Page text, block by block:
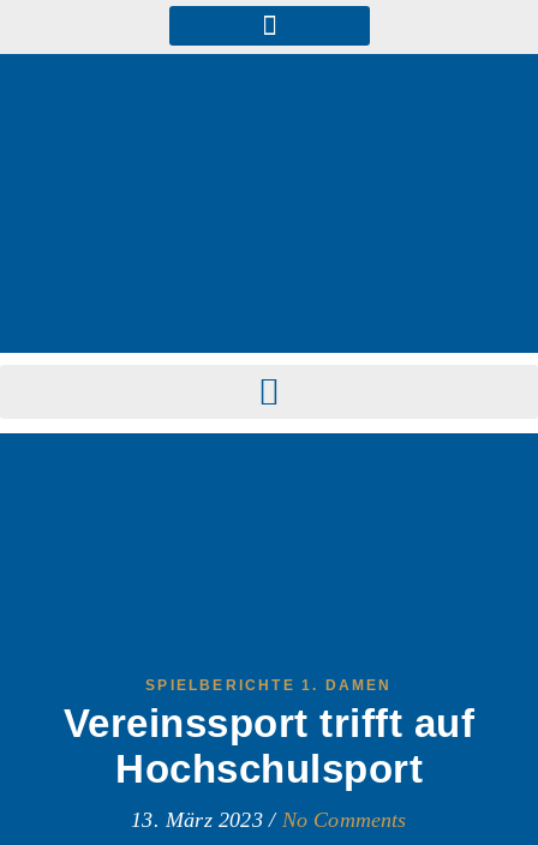
SPIELBERICHTE 1. DAMEN
Vereinssport trifft auf
Hochschulsport
13. März 2023 / No Comments